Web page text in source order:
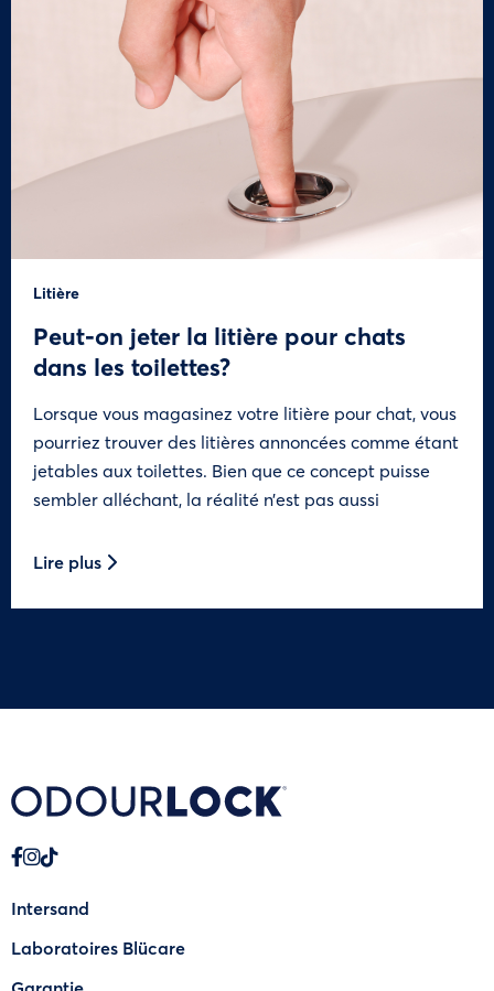
Litière
Peut-on jeter la litière pour chats
dans les toilettes?
Lorsque vous magasinez votre litière pour chat, vous
pourriez trouver des litières annoncées comme étant
jetables aux toilettes. Bien que ce concept puisse
sembler alléchant, la réalité n’est pas aussi
Lire plus
Intersand
Laboratoires Blücare